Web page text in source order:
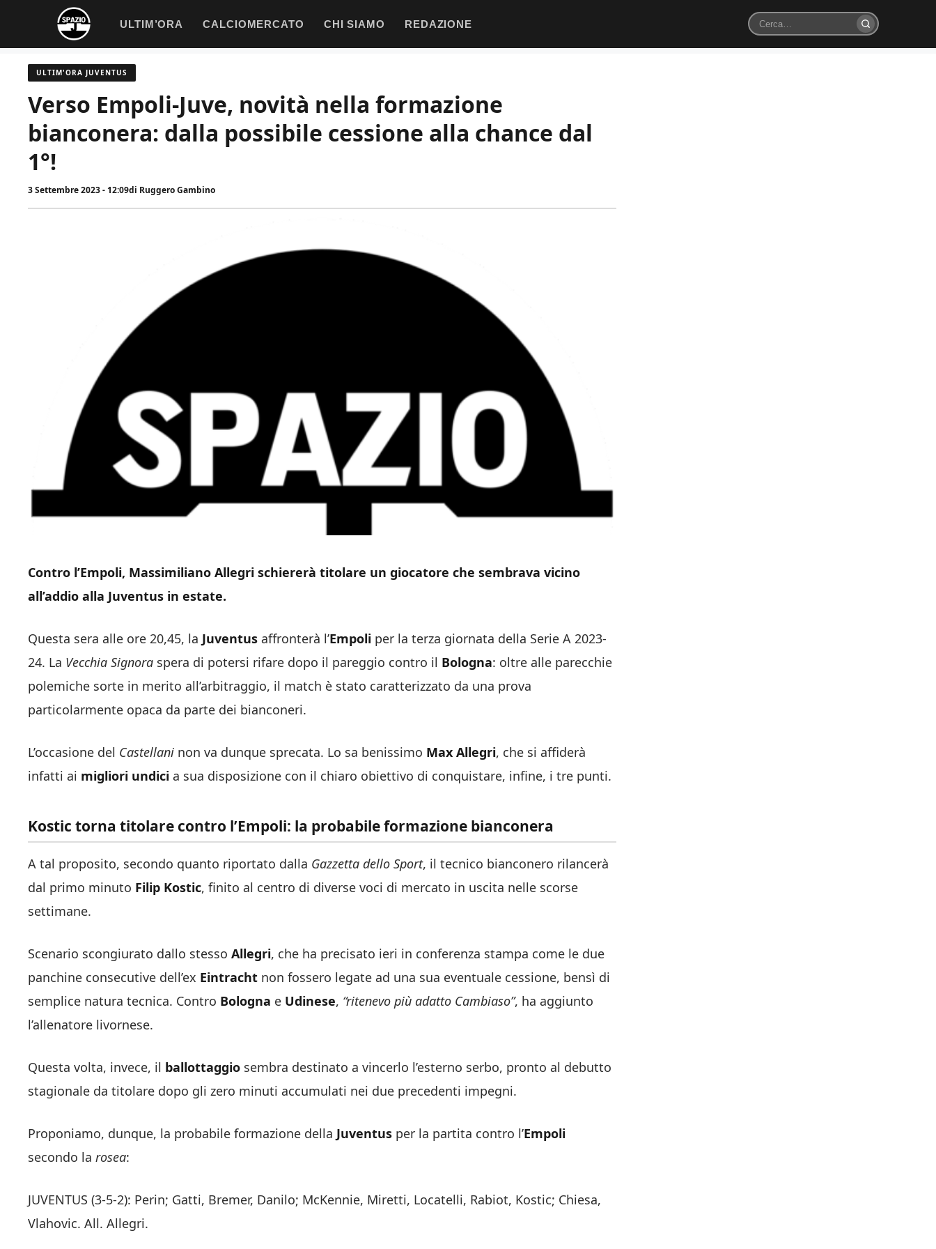
contenuto
ULTIM’ORA CALCIOMERCATO CHI SIAMO REDAZIONE
Cerca
ULTIM'ORA JUVENTUS
Verso Empoli-Juve, novità nella formazione
bianconera: dalla possibile cessione alla chance dal
1°!
3 Settembre 2023 - 12:09di Ruggero Gambino
Contro l’Empoli, Massimiliano Allegri schiererà titolare un giocatore che sembrava vicino
all’addio alla Juventus in estate.
Questa sera alle ore 20,45, la Juventus affronterà l’Empoli per la terza giornata della Serie A 2023-
24. La Vecchia Signora spera di potersi rifare dopo il pareggio contro il Bologna: oltre alle parecchie
polemiche sorte in merito all’arbitraggio, il match è stato caratterizzato da una prova
particolarmente opaca da parte dei bianconeri.
L’occasione del Castellani non va dunque sprecata. Lo sa benissimo Max Allegri, che si affiderà
infatti ai migliori undici a sua disposizione con il chiaro obiettivo di conquistare, infine, i tre punti.
Kostic torna titolare contro l’Empoli: la probabile formazione bianconera
A tal proposito, secondo quanto riportato dalla Gazzetta dello Sport, il tecnico bianconero rilancerà
dal primo minuto Filip Kostic, finito al centro di diverse voci di mercato in uscita nelle scorse
settimane.
Scenario scongiurato dallo stesso Allegri, che ha precisato ieri in conferenza stampa come le due
panchine consecutive dell’ex Eintracht non fossero legate ad una sua eventuale cessione, bensì di
semplice natura tecnica. Contro Bologna e Udinese, “ritenevo più adatto Cambiaso”, ha aggiunto
l’allenatore livornese.
Questa volta, invece, il ballottaggio sembra destinato a vincerlo l’esterno serbo, pronto al debutto
stagionale da titolare dopo gli zero minuti accumulati nei due precedenti impegni.
Proponiamo, dunque, la probabile formazione della Juventus per la partita contro l’Empoli
secondo la rosea:
JUVENTUS (3-5-2): Perin; Gatti, Bremer, Danilo; McKennie, Miretti, Locatelli, Rabiot, Kostic; Chiesa,
Vlahovic. All. Allegri.